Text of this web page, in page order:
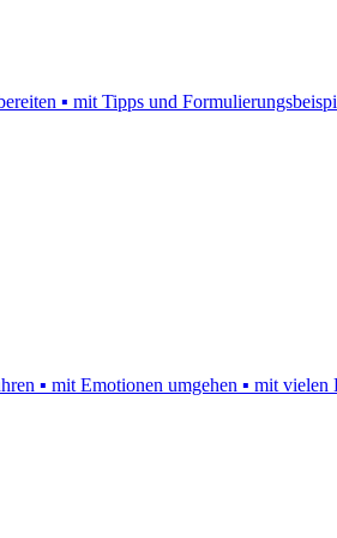
▪ mit Tipps und
▪ mit Emotionen umgehen ▪ mit